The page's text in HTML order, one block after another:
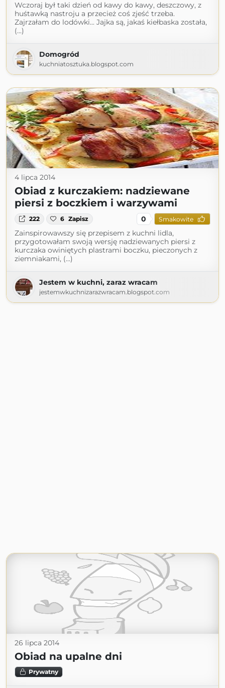
Wczoraj był taki dzień od kawy do kawy, deszczowy, z
huśtawką nastroju a przecież coś zjeść trzeba.
Zajrzałam do lodówki... Jajka są, jakaś kiełbaska została,
(...)
Domogród
kuchniatosztuka.blogspot.com
4 lipca 2014
Obiad z kurczakiem: nadziewane
piersi z boczkiem i warzywami
222 6 Zapisz 0 Smakowite
Zainspirowawszy się przepisem z kuchni lidla,
przygotowałam swoją wersję nadziewanych piersi z
kurczaka owiniętych plastrami boczku, pieczonych z
ziemniakami, (...)
Jestem w kuchni, zaraz wracam
jestemwkuchnizarazwracam.blogspot.com
26 lipca 2014
Obiad na upalne dni
Prywatny